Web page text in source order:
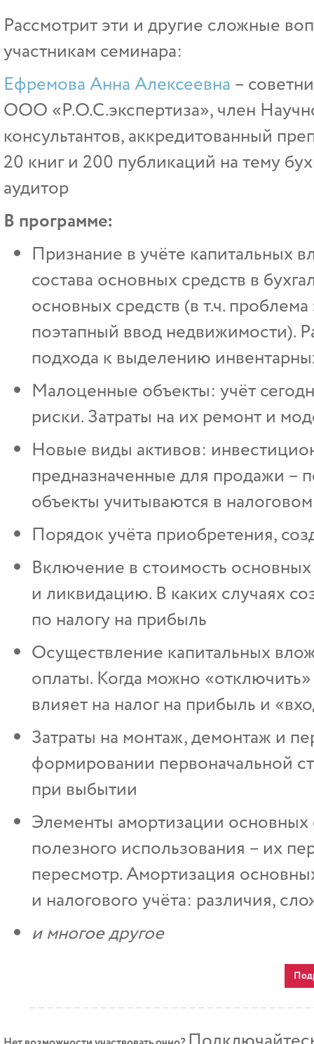
Рассмотрит эти и другие сложные
участникам семинара:
Ефремова Анна Алексеевна –
ООО «Р.О.С.экспертиза», член
консультантов, аккредитованный
20 книг и 200 публикаций на тему
аудитор
В программе:
Признание в учёте капитальных
состава основных средств в
основных средств (в т.ч.
поэтапный ввод недвижимости).
подхода к выделению
Малоценные объекты: учёт
риски. Затраты на их ремонт и
Новые виды активов:
предназначенные для продажи –
объекты учитываются в
Порядок учёта приобретения,
Включение в стоимость
и ликвидацию. В каких случаях
по налогу на прибыль
Осуществление капитальных
оплаты. Когда можно
влияет на налог на прибыль и
Затраты на монтаж, демонтаж и
формировании первоначальной
при выбытии
Элементы амортизации основных
полезного использования – их
пересмотр. Амортизация
и налогового учёта: различия,
и многое другое